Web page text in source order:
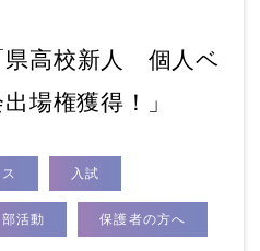
県高校新人 個人ベ
場権獲得！」
入試
部活動 保護者の方へ